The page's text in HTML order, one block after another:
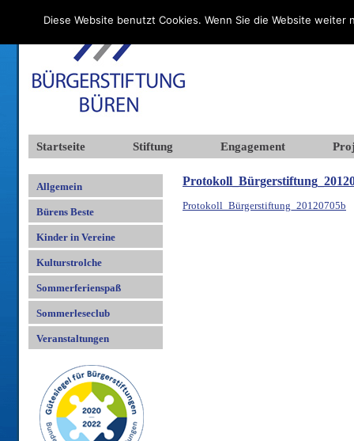
Startseite Stiftung Engagement
Allgemein
Bürens Beste
Kinder in Vereine
Kulturstrolche
Sommerferienspaß
Sommerleseclub
Veranstaltungen
Protokoll_Bürgerstiftung_20120705b
Diese Website benutzt Cookies. Wenn Sie die Website